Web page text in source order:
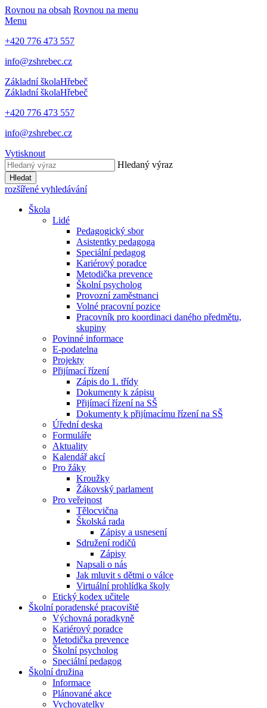
Rovnou na obsah Rovnou na menu
Menu
+420 776 473 557
info@zshrebec.cz
Základní školaHřebeč
Základní školaHřebeč
+420 776 473 557
info@zshrebec.cz
Vytisknout
Hledaný výraz
Hledat
rozšířené vyhledávání
Škola
Lidé
Pedagogický sbor
Asistentky pedagoga
Speciální pedagog
Kariérový poradce
Metodička prevence
Školní psycholog
Provozní zaměstnanci
Volné pracovní pozice
Pracovník pro koordinaci daného předmětu,
skupiny
Povinné informace
E-podatelna
Projekty
Přijímací řízení
Zápis do 1. třídy
Dokumenty k zápisu
Přijímací řízení na SŠ
Dokumenty k přijímacímu řízení na SŠ
Úřední deska
Formuláře
Aktuality
Kalendář akcí
Pro žáky
Kroužky
Žákovský parlament
Pro veřejnost
Tělocvična
Školská rada
Zápisy a usnesení
Sdružení rodičů
Zápisy
Napsali o nás
Jak mluvit s dětmi o válce
Virtuální prohlídka školy
Etický kodex učitele
Školní poradenské pracoviště
Výchovná poradkyně
Kariérový poradce
Metodička prevence
Školní psycholog
Speciální pedagog
Školní družina
Informace
Plánované akce
Vychovatelky